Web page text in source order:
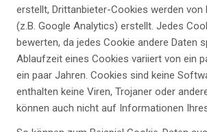
erstellt, Drittanbieter-Cookies werden von
(z.B. Google Analytics) erstellt. Jedes
bewerten, da jedes Cookie andere Daten
Ablaufzeit eines Cookies variiert von ein
ein paar Jahren. Cookies sind keine
enthalten keine Viren, Trojaner oder
können auch nicht auf Informationen